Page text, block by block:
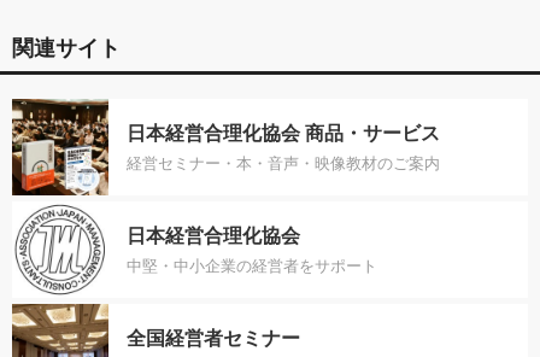
関連サイト
日本経営合理化協会 商品・サービス
経営セミナー・本・音声・映像教材のご案内
日本経営合理化協会
中堅・中小企業の経営者をサポート
全国経営者セミナー